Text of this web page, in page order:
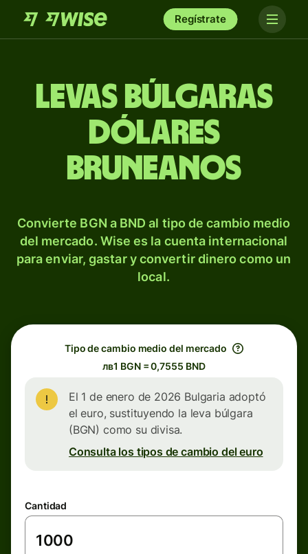
Regístrate
Levas búlgaras
dólares
bruneanos
Convierte BGN a BND al tipo de cambio medio
del mercado. Wise es la cuenta internacional
para enviar, gastar y convertir dinero como un
local.
Tipo de cambio medio del mercado
лв1 BGN = 0,7555 BND
El 1 de enero de 2026 Bulgaria adoptó
el euro, sustituyendo la leva búlgara
(BGN) como su divisa.
Consulta los tipos de cambio del euro
Cantidad